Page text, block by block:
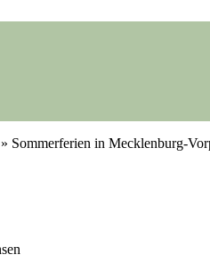
» Sommerferien in Mecklenburg-